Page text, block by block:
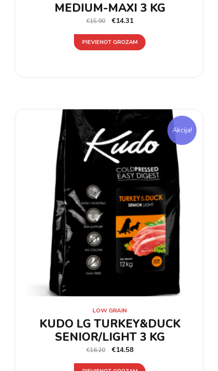
MEDIUM-MAXI 3 KG
€15.90 €14.31
PIEVIENOT GROZAM
Akcija!
LOW GRAIN
KUDO LG TURKEY&DUCK
SENIOR/LIGHT 3 KG
€16.20 €14.58